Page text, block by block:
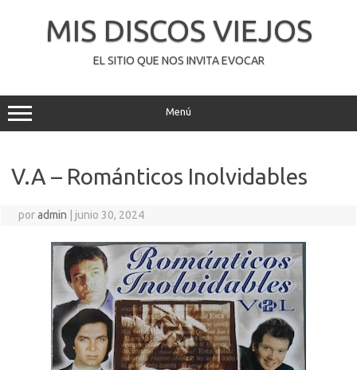
contenidoMIS DISCOS VIEJOS
EL SITIO QUE NOS INVITA EVOCAR
Menú
V.A – Románticos Inolvidables
poradmin junio 30, 2024